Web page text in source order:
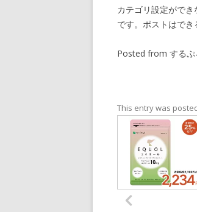
カテゴリ設定がで
です。ポストはでき
Posted from する
This entry was